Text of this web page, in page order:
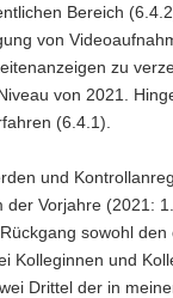
Bereich
von
zu
von 2021.
(6.4.1).
und
Vorjahre (2021:
sowohl
Kolleginnen und
Drittel der in